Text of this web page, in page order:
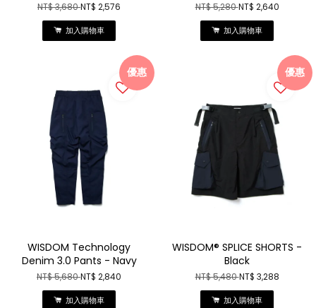
NT$ 3,680NT$ 2,576
加入購物車
NT$ 5,280NT$ 2,640
加入購物車
優惠
WISDOM Technology
Denim 3.0 Pants - Navy
NT$ 5,680NT$ 2,840
加入購物車
優惠
WISDOM® SPLICE SHORTS -
Black
NT$ 5,480NT$ 3,288
加入購物車